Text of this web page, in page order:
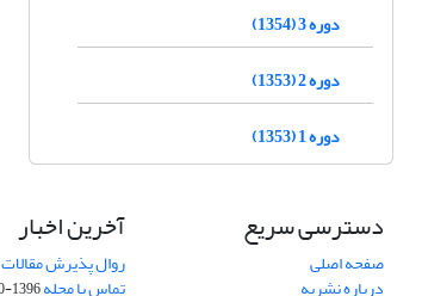
دوره 3 (1354)
دوره 2 (1353)
دوره 1 (1353)
دسترسی سریع
صفحه اصلی
درباره نشریه
آخرین اخبار
روال پذیرش مقالات
تماس با مجله1396-10-12